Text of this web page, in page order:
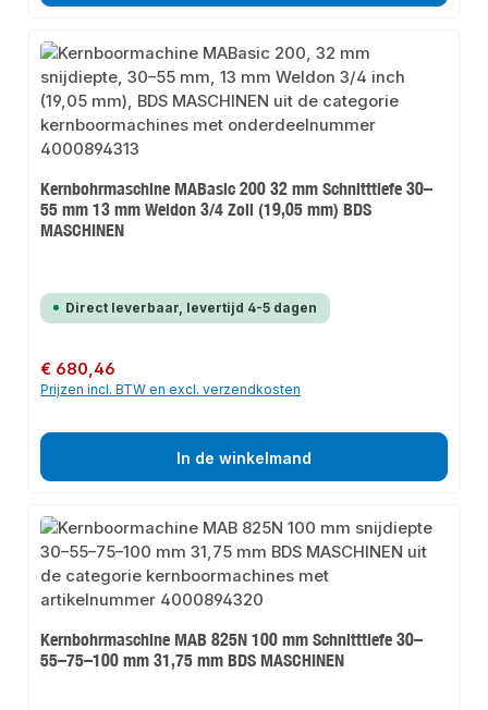
Kernbohrmaschine MABasic 200 32 mm Schnitttiefe 30–
55 mm 13 mm Weldon 3/4 Zoll (19,05 mm) BDS
MASCHINEN
Direct leverbaar, levertijd 4-5 dagen
Normale prijs:
€ 680,46
Prijzen incl. BTW en excl. verzendkosten
In de winkelmand
Kernbohrmaschine MAB 825N 100 mm Schnitttiefe 30–
55–75–100 mm 31,75 mm BDS MASCHINEN